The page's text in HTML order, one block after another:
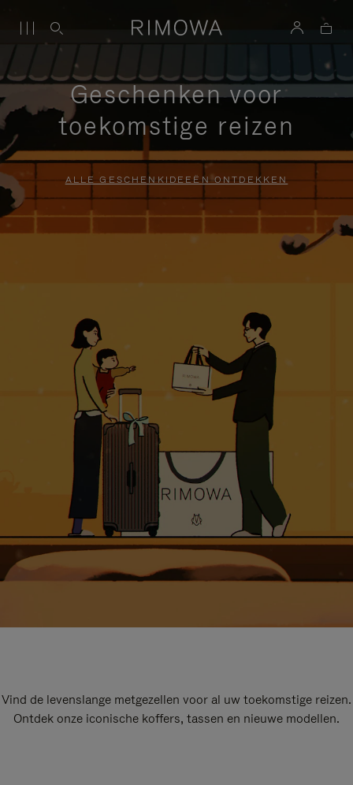
Geschenken voor
toekomstige reizen
ALLE GESCHENKIDEEËN ONTDEKKEN
Vind de levenslange metgezellen voor al uw toekomstige reizen.
Ontdek onze iconische koffers, tassen en nieuwe modellen.